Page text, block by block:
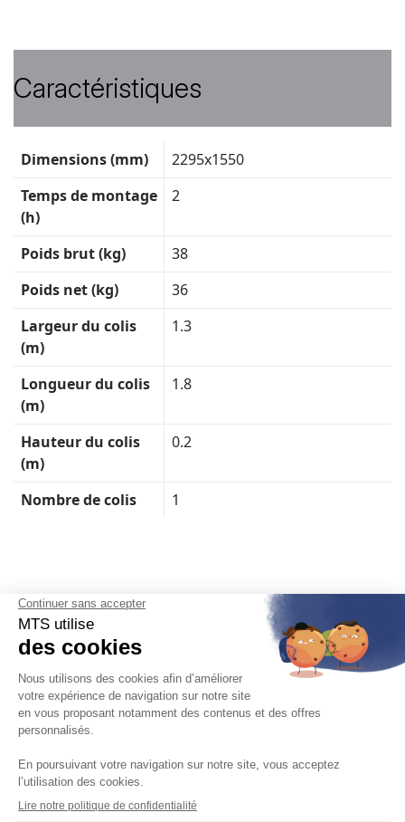
Caractéristiques
technique
Dimensions (mm)
2295x1550
Temps de montage
(h)
2
Poids brut (kg)
38
Poids net (kg)
36
Largeur du colis
(m)
1.3
Longueur du colis
(m)
1.8
Hauteur du colis
(m)
0.2
Nombre de colis 1
Français
Mentions légales, politique de confidentialité, gestion des cookies
Conditions générales de vente